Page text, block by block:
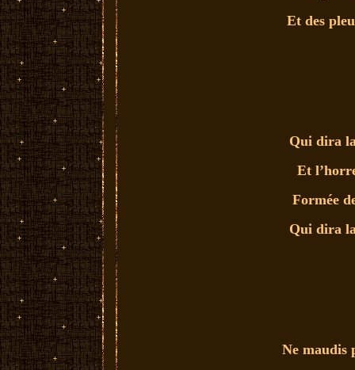
Et des
Qui dira
Et
Formée
Qui dira
Ne maudis